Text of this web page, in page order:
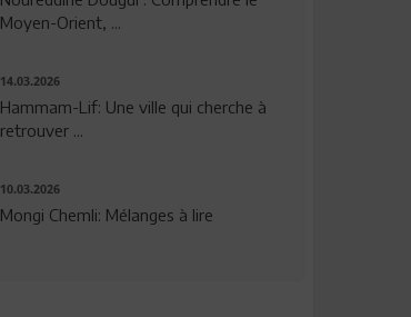
Moyen-Orient, ...
14.03.2026
Hammam-Lif: Une ville qui cherche à
retrouver ...
10.03.2026
Mongi Chemli: Mélanges à lire